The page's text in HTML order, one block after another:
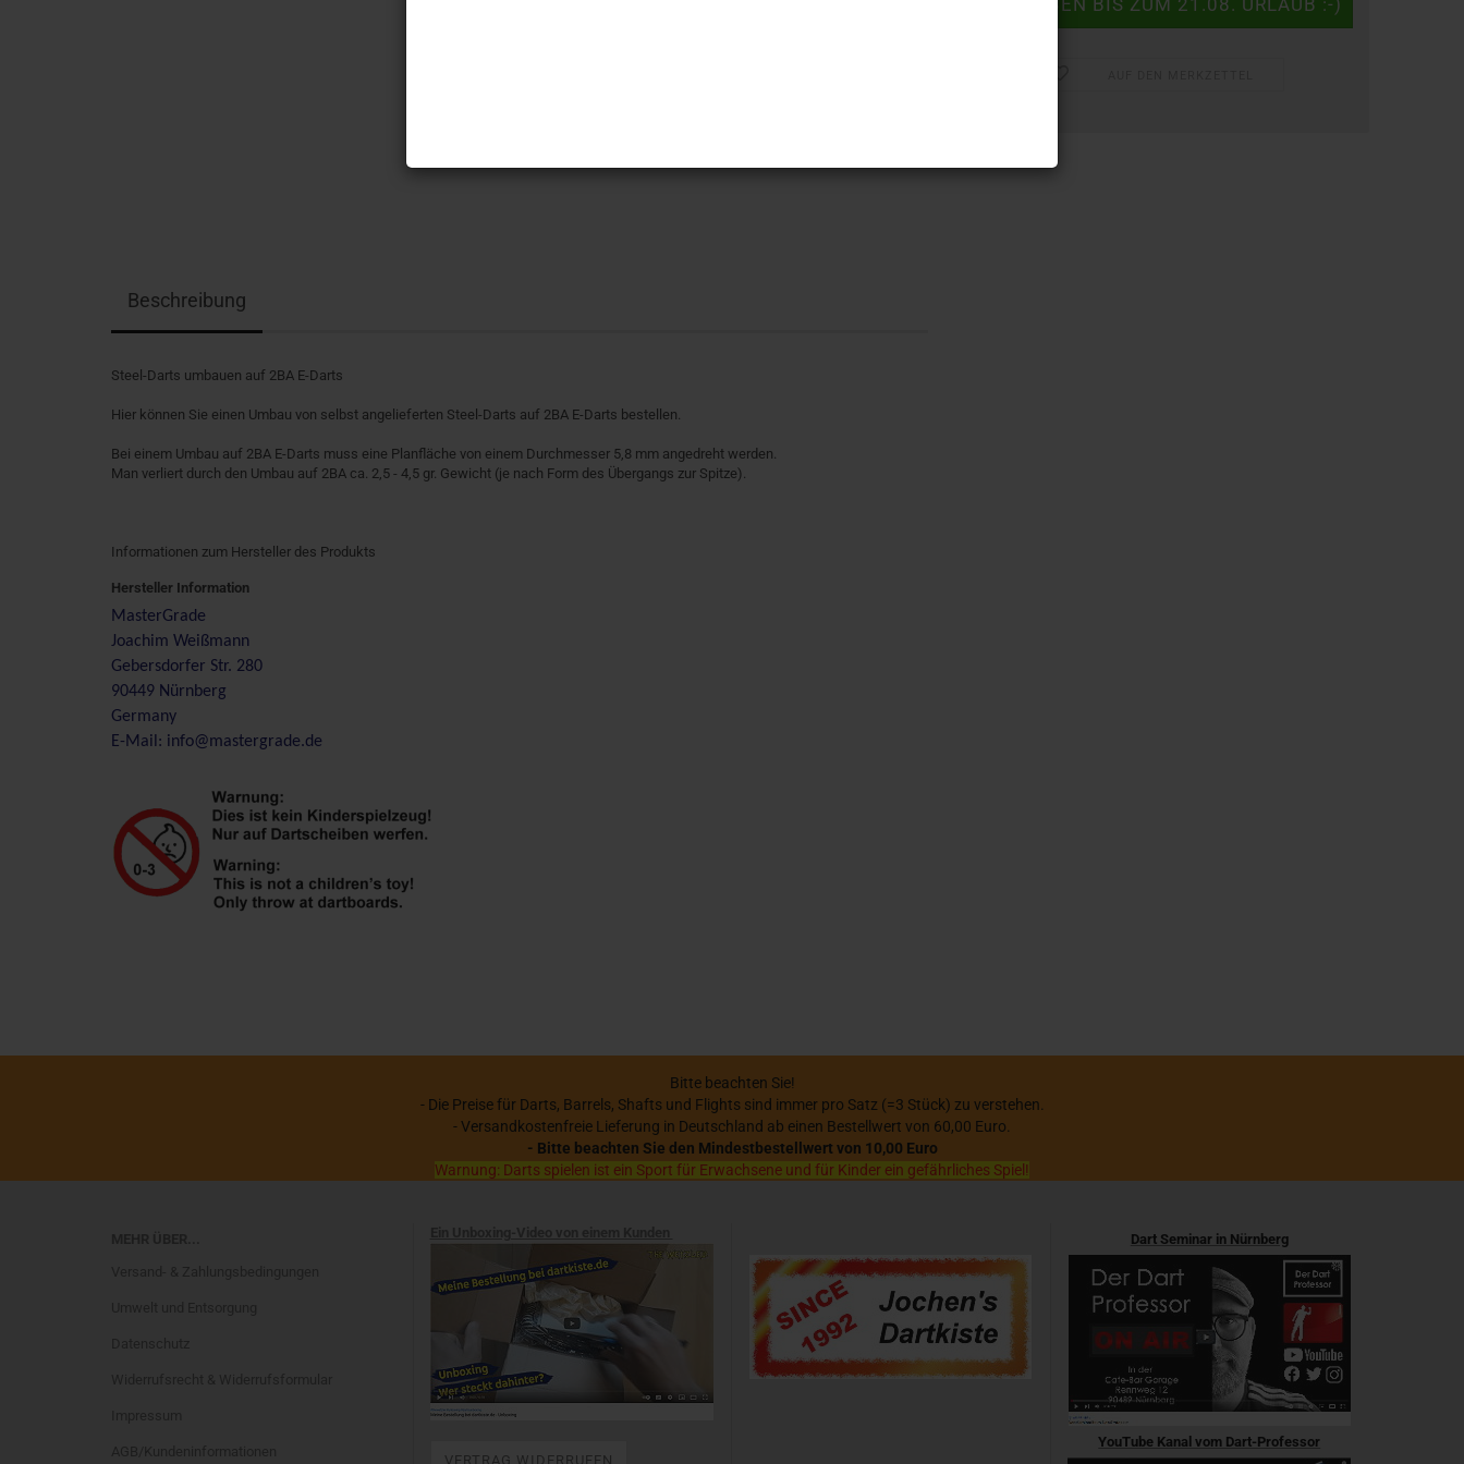
Beschreibung
Steel-Darts umbauen auf 2BA E-Darts
Hier können Sie einen Umbau von selbst angelieferten Steel-Darts auf 2BA E-Darts bestellen.
Bei einem Umbau auf 2BA E-Darts muss eine Planfläche von einem Durchmesser 5,8 mm angedreht werden.
Man verliert durch den Umbau auf 2BA ca. 2,5 - 4,5 gr. Gewicht (je nach Form des Übergangs zur Spitze).
Informationen zum Hersteller des Produkts
Hersteller Information
MasterGrade
Joachim Weißmann
Gebersdorfer Str. 280
90449 Nürnberg
Germany
E-Mail: info@mastergrade.de
Bitte beachten Sie!
- Die Preise für Darts, Barrels, Shafts und Flights sind immer pro Satz (=3 Stück) zu verstehen.
- Versandkostenfreie Lieferung in Deutschland ab einen Bestellwert von 60,00 Euro.
- Bitte beachten Sie den Mindestbestellwert von 10,00 Euro
Warnung: Darts spielen ist ein Sport für Erwachsene und für Kinder ein gefährliches Spiel!
VERTRAG WIDERRUFEN
Dart Seminar in Nürnberg
YouTube Kanal vom Dart-Professor